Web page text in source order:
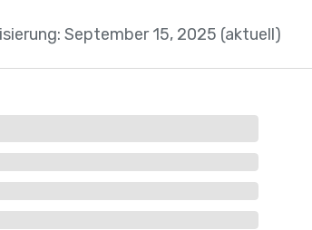
September 15, 2025 (aktuell)